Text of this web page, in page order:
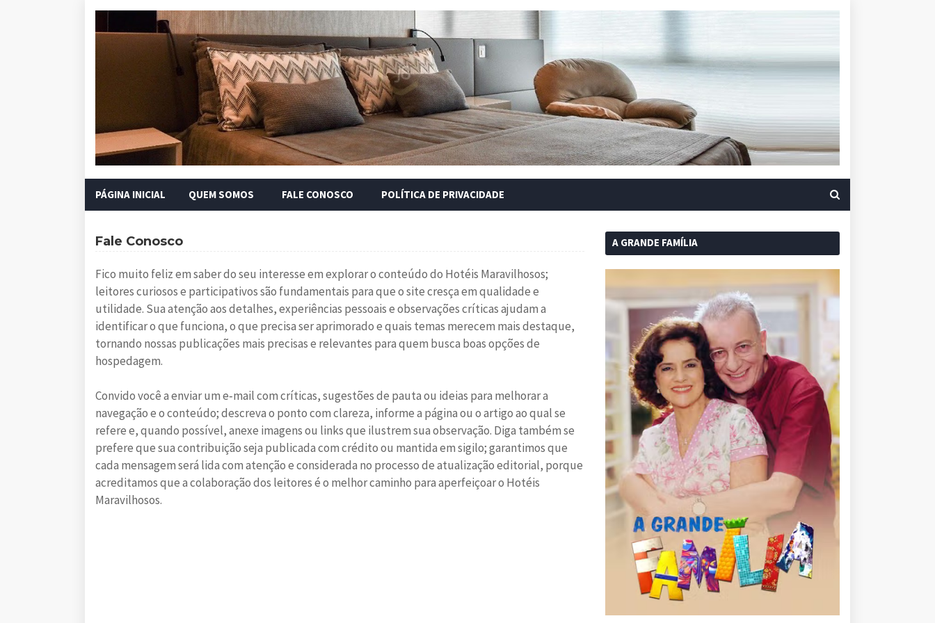
PÁGINA INICIAL QUEM SOMOS FALE CONOSCO POLÍTICA DE PRIVACIDADE
Fale Conosco
Fico muito feliz em saber do seu interesse em explorar o conteúdo do Hotéis Maravilhosos;
leitores curiosos e participativos são fundamentais para que o site cresça em qualidade e
utilidade. Sua atenção aos detalhes, experiências pessoais e observações críticas ajudam a
identificar o que funciona, o que precisa ser aprimorado e quais temas merecem mais destaque,
tornando nossas publicações mais precisas e relevantes para quem busca boas opções de
hospedagem.
Convido você a enviar um e‑mail com críticas, sugestões de pauta ou ideias para melhorar a
navegação e o conteúdo; descreva o ponto com clareza, informe a página ou o artigo ao qual se
refere e, quando possível, anexe imagens ou links que ilustrem sua observação. Diga também se
prefere que sua contribuição seja publicada com crédito ou mantida em sigilo; garantimos que
cada mensagem será lida com atenção e considerada no processo de atualização editorial, porque
acreditamos que a colaboração dos leitores é o melhor caminho para aperfeiçoar o Hotéis
Maravilhosos.
A GRANDE FAMÍLIA